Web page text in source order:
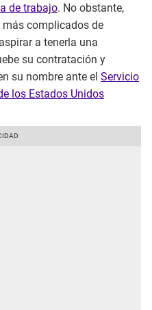
de trabajo. No obstante,
complicados de
a tenerla una
su contratación y
su nombre ante el Servicio
los Estados Unidos